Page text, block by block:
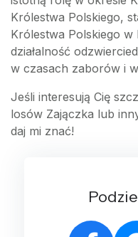
Królestwa Polskiego,
Królestwa Polskiego w
działalność
w czasach zaborów i
Jeśli interesują Cię
losów Zajączka lub
daj mi znać!